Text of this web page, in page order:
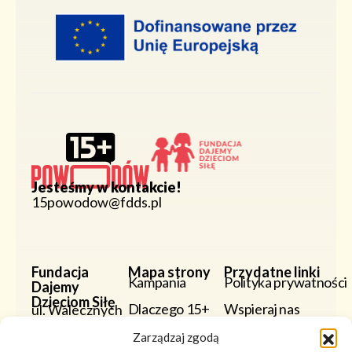
Zarządzaj zgodą
Jesteśmy w kontakcie!
15powodow@fdds.pl
Fundacja
Dajemy
Dzieciom Siłę
ul. Walecznych
Mapa strony
Kampania
Dlaczego 15+
Powody
Przydatne linki
Polityka prywatności
Wspieraj nas